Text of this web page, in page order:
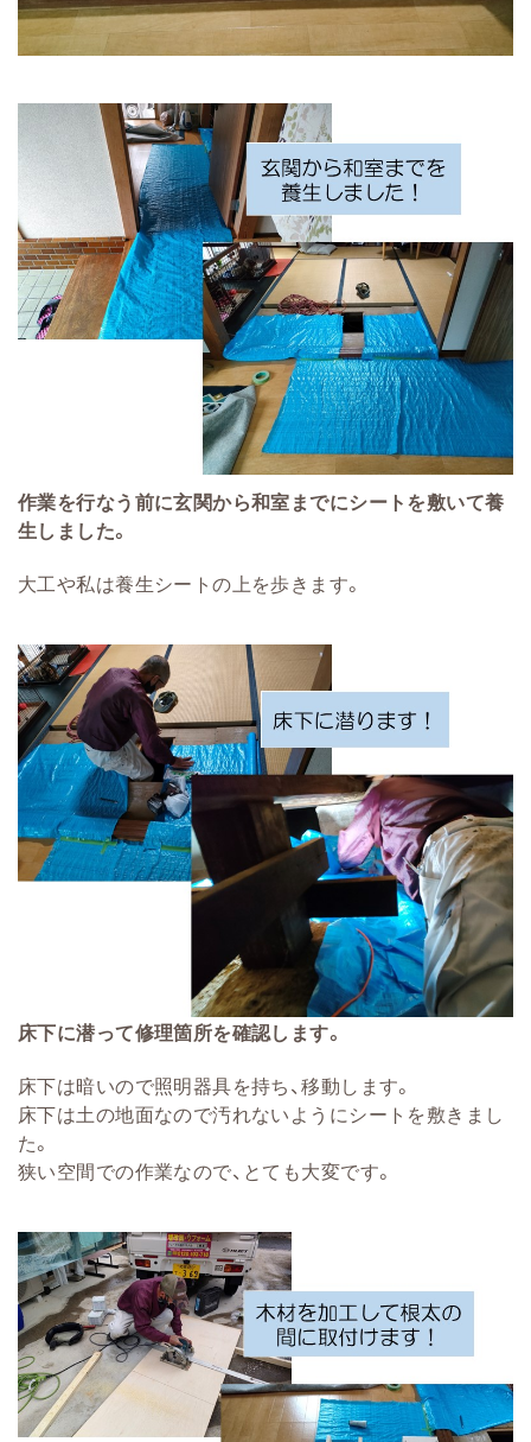
作業を行なう前に玄関から和室までにシートを敷いて養
生しました。
大工や私は養生シートの上を歩きます。
床下に潜って修理箇所を確認します。
床下は暗いので照明器具を持ち、移動します。
床下は土の地面なので汚れないようにシートを敷きまし
た。
狭い空間での作業なので、とても大変です。